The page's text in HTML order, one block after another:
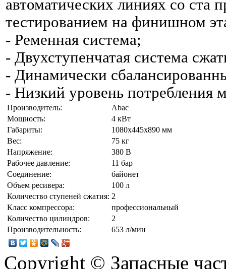
автоматических линиях со ста
тестированием на финишном
- Ременная система;
- Двухступенчатая система
- Динамически
- Низкий уровень потребления
Производитель:
Abac
Мощность:
4 кВт
Габариты:
1080х445х890 мм
Вес:
75 кг
Напряжение:
380 В
Рабочее давление:
11 бар
Соединение:
байонет
Объем ресивера:
100 л
Количество ступеней сжатия: 2
Класс компрессора:
профессиональный
Количество цилиндров:
2
Производительность:
653 л/мин
Copyright © Запасные